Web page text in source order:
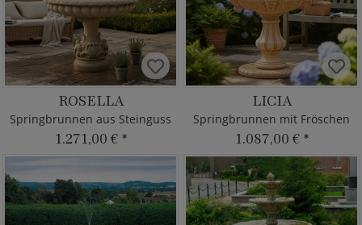
ROSELLA
Springbrunnen aus Steinguss
1.271,00 € *
LICIA
Springbrunnen mit Fröschen
1.087,00 € *